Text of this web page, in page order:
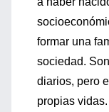
formar una
sociedad.
diarios, pero
propias